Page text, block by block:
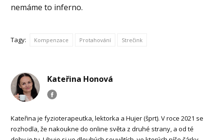
nemáme to inferno.
Tagy: Kompenzace Protahování Strečink
Kateřina Honová
Kateřina je fyzioterapeutka, lektorka a Hujer (šprt). V roce 2021 se
rozhodla, že nakoukne do online světa z druhé strany, a od té